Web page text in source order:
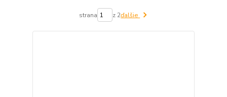
strana z 2ďalšie